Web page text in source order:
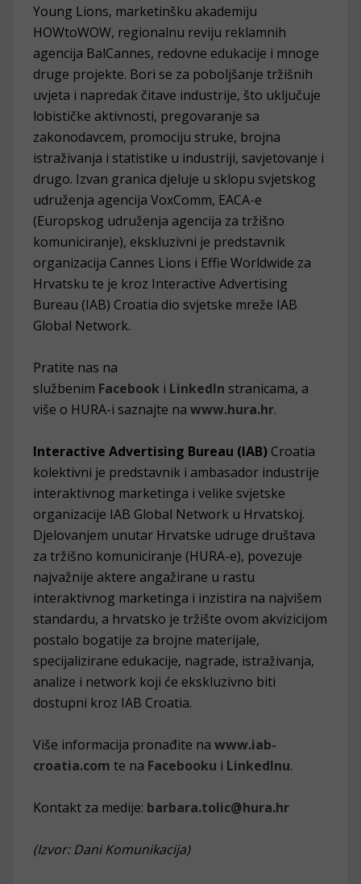
Young Lions, marketinšku akademiju
HOWtoWOW, regionalnu reviju reklamnih
agencija BalCannes, redovne edukacije i mnoge
druge projekte. Bori se za poboljšanje tržišnih
uvjeta i napredak čitave industrije, što uključuje
lobističke aktivnosti, pregovaranje sa
zakonodavcem, promociju struke, brojna
istraživanja i statistike u industriji, savjetovanje i
drugo. Izvan granica djeluje u sklopu svjetskog
udruženja agencija VoxComm, EACA-e
(Europskog udruženja agencija za tržišno
komuniciranje), ekskluzivni je predstavnik
organizacija Cannes Lions i Effie Worldwide za
Hrvatsku te je kroz Interactive Advertising
Bureau (IAB) Croatia dio svjetske mreže IAB
Global Network.
Pratite nas na
službenim Facebook i LinkedIn stranicama, a
više o HURA-i saznajte na www.hura.hr.
Interactive Advertising Bureau (IAB) Croatia
kolektivni je predstavnik i ambasador industrije
interaktivnog marketinga i velike svjetske
organizacije IAB Global Network u Hrvatskoj.
Djelovanjem unutar Hrvatske udruge društava
za tržišno komuniciranje (HURA-e), povezuje
najvažnije aktere angažirane u rastu
interaktivnog marketinga i inzistira na najvišem
standardu, a hrvatsko je tržište ovom akvizicijom
postalo bogatije za brojne materijale,
specijalizirane edukacije, nagrade, istraživanja,
analize i network koji će ekskluzivno biti
dostupni kroz IAB Croatia.
Više informacija pronađite na www.iab-
croatia.com te na Facebooku i LinkedInu.
Kontakt za medije: barbara.tolic@hura.hr
(Izvor: Dani Komunikacija)